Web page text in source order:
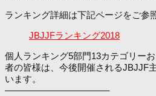
ランキング詳細は下記ページをご参
JBJJFランキング2018
個人ランキング5部門13カテゴリー
者の皆様は、今後開催されるJBJJF
います。
———————————–